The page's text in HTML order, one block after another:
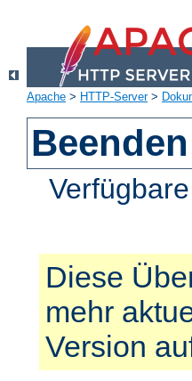
Apache > HTTP-Server>
Diese
mehr
Version